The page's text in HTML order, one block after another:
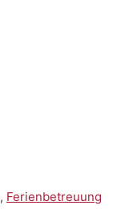
, Ferienbetreuung